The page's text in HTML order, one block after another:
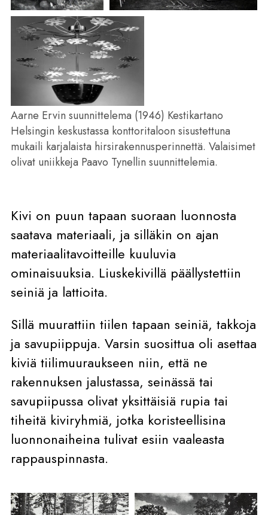
Aarne Ervin suunnittelema (1946) Kestikartano
Helsingin keskustassa konttoritaloon sisustettuna
mukaili karjalaista hirsirakennusperinnettä. Valaisimet
olivat uniikkeja Paavo Tynellin suunnittelemia.
Kivi on puun tapaan suoraan luonnosta
saatava materiaali, ja silläkin on ajan
materiaalitavoitteille kuuluvia
ominaisuuksia. Liuskekivillä päällystettiin
seiniä ja lattioita.
Sillä muurattiin tiilen tapaan seiniä, takkoja
ja savupiippuja. Varsin suosittua oli asettaa
kiviä tiilimuuraukseen niin, että ne
rakennuksen jalustassa, seinässä tai
savupiipussa olivat yksittäisiä rupia tai
tiheitä kiviryhmiä, jotka koristeellisina
luonnonaiheina tulivat esiin vaaleasta
rappauspinnasta.